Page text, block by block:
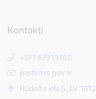
Kontakti
+371 67913300
E-pasts:
pasts@rs.gov.lv
Rūdolfa iela 5, LV 1012